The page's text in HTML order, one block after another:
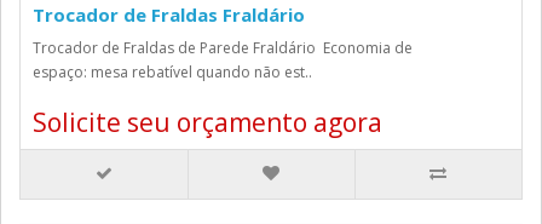
Trocador de Fraldas Fraldário
Trocador de Fraldas de Parede Fraldário Economia de
espaço: mesa rebatível quando não est..
Solicite seu orçamento agora